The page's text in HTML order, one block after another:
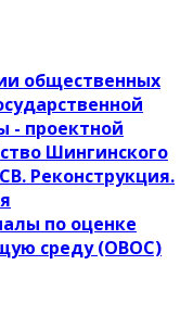
общественных
- проектной
Шингинского
Реконструкция.
по оценке
среду (ОВОС)